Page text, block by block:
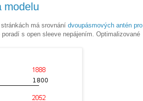
modelu
má srovnání dvoupásmových antén pro
s open sleeve nepájením. Optimalizované